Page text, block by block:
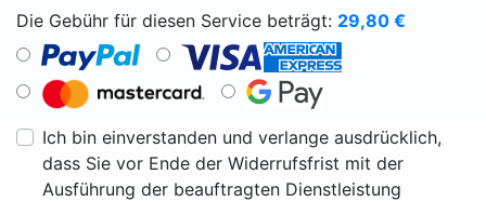
Die Gebühr für diesen Service beträgt: 29,80 €
Ich bin einverstanden und verlange ausdrücklich,
dass Sie vor Ende der Widerrufsfrist mit der
Ausführung der beauftragten Dienstleistung